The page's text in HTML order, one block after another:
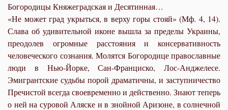
Богородицы Княжеградская и Десятинная…
«Не может град укрыться, в верху горы стояй» (Мф. 4, 14).
Слава об удивительной иконе вышла за пределы Украины,
преодолев огромные расстояния и консервативность
человеческого сознания. Молятся Богородице православные
люди в Нью-Йорке, Сан-Франциско, Лос-Анджелесе.
Эмигрантские судьбы порой драматичны, и заступничество
Пречистой всегда своевременно и действенно. Знают теперь
о ней на суровой Аляске и в знойной Аризоне, в солнечной